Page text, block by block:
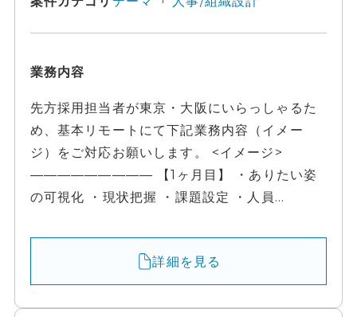
業務内容
先方採用担当者が東京・大阪にいらっしゃるた
め、基本リモートにて下記業務内容（イメー
ジ）をご対応お願いします。 <イメージ>
————————— 【1ヶ月目】 ・ありたい姿
の可視化 ・現状把握 ・課題設定 ・人員...
詳細を見る